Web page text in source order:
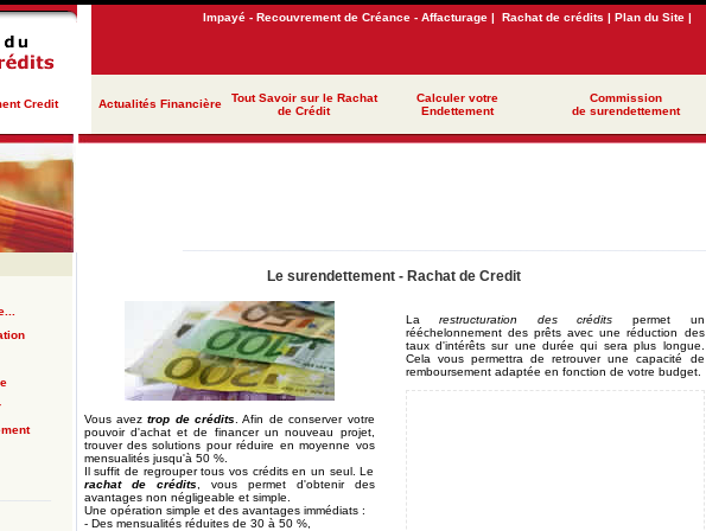
Impayé - Recouvrement de Créance - Affacturage | Rachat de crédits | Plan du Site|
Credit Actualités Financière
Tout Savoir sur le Rachat
de Crédit
Calculer votre
Endettement
Commission
de surendettement
Le surendettement - Rachat de Credit
Vous aveztrop de crédits . Afin de conserver votre
pouvoir d'achat et de financer un nouveau projet,
trouver des solutions pour réduire en moyenne vos
mensualités jusqu'à 50 %.
Il suffit de regrouper tous vos crédits en un seul. Le
rachat de crédits , vous permet d'obtenir des
avantages non négligeable et simple.
Une opération simple et des avantages immédiats :
- Des mensualités réduites de 30 à 50 %,
Larestructuration des crédits permet un
rééchelonnement des prêts avec une réduction des
taux d'intérêts sur une durée qui sera plus longue.
Cela vous permettra de retrouver une capacité de
remboursement adaptée en fonction de votre budget.